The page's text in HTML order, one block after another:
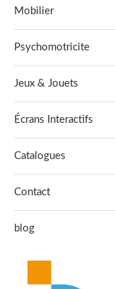
Mobilier
Psychomotricite
Jeux & Jouets
Écrans Interactifs
Catalogues
Contact
blog